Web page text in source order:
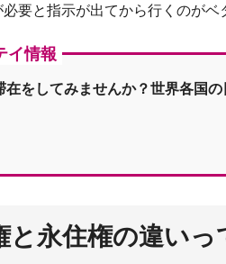
要と指示が出てから行くのがベ
イ情報
をしてみませんか？世界各国
永住権の違いっ